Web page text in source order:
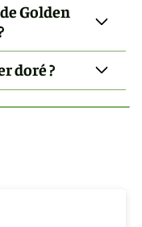
Golden
doré ?